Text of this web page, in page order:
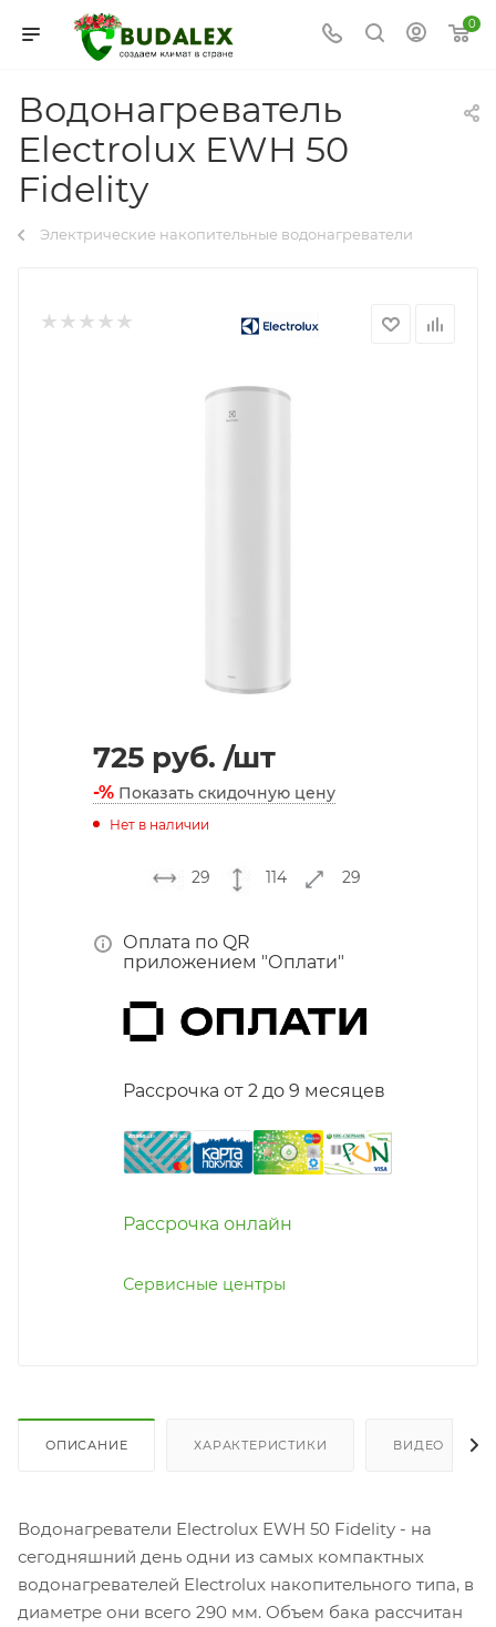
0
Водонагреватель
Electrolux EWH 50
Fidelity
Электрические накопительные водонагреватели
725 руб. /шт
-% Показать скидочную цену
Нет в наличии
29 114 29
Оплата по QR
приложением "Оплати"
Рассрочка от 2 до 9 месяцев
Рассрочка онлайн
Сервисные центры
ОПИСАНИЕ ХАРАКТЕРИСТИКИ ВИДЕО
Водонагреватели Electrolux EWH 50 Fidelity - на
сегодняшний день одни из самых компактных
водонагревателей Electrolux накопительного типа, в
диаметре они всего 290 мм. Объем бака рассчитан